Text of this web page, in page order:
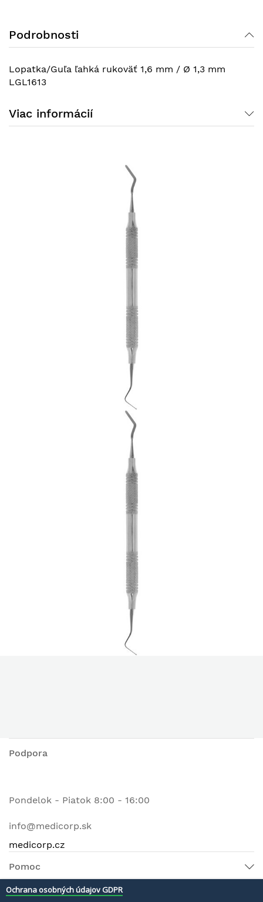
Podrobnosti
Lopatka/Guľa ľahká rukoväť 1,6 mm / Ø 1,3 mm
LGL1613
Viac informácií
Podpora
Pondelok - Piatok 8:00 - 16:00
info@medicorp.sk
medicorp.cz
Pomoc
Ochrana osobných údajov GDPR